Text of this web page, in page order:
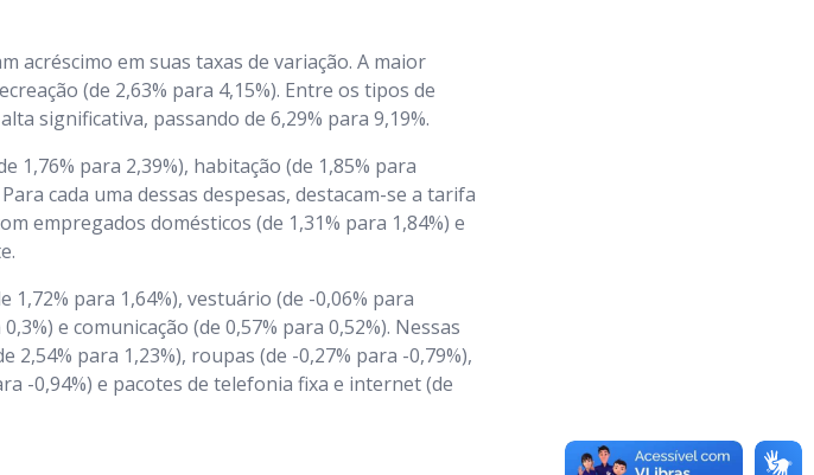
em suas taxas de variação. A maior
(de 2,63% para 4,15%). Entre os tipos de
significativa, passando de 6,29% para 9,19%.
para 2,39%), habitação (de 1,85% para
cada uma dessas despesas, destacam-se a tarifa
empregados domésticos (de 1,31% para 1,84%) e
para 1,64%), vestuário (de -0,06% para
e comunicação (de 0,57% para 0,52%). Nessas
2,54% para 1,23%), roupas (de -0,27% para -0,79%),
-0,94%) e pacotes de telefonia fixa e internet (de